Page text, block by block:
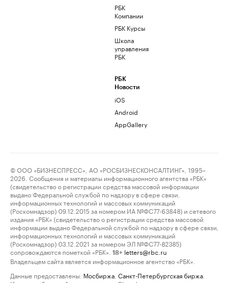
РБК
Компании
РБК Курсы
Школа
управления
РБК
РБК
Новости
iOS
Android
AppGallery
© ООО «БИЗНЕСПРЕСС», АО «РОСБИЗНЕСКОНСАЛТИНГ», 1995–
2026. Сообщения и материалы информационного агентства «РБК»
(свидетельство о регистрации средства массовой информации
выдано Федеральной службой по надзору в сфере связи,
информационных технологий и массовых коммуникаций
(Роскомнадзор) 09.12.2015 за номером ИА №ФС77-63848) и сетевого
издания «РБК» (свидетельство о регистрации средства массовой
информации выдано Федеральной службой по надзору в сфере связи,
информационных технологий и массовых коммуникаций
(Роскомнадзор) 03.12.2021 за номером ЭЛ №ФС77-82385)
сопровождаются пометкой «РБК».
18+ letters@rbc.ru
Владельцем сайта является информационное агентство «РБК».
Данные предоставлены: Мосбиржа Санкт-Петербургская биржа